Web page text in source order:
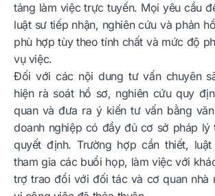
tảng làm việc trực tuyến. Mọi yêu cầu
luật sư tiếp nhận, nghiên cứu và phản
phù hợp tùy theo tính chất và mức độ
vụ việc.
Đối với các nội dung tư vấn chuyên
hiện rà soát hồ sơ, nghiên cứu quy
quan và đưa ra ý kiến tư vấn bằng
doanh nghiệp có đầy đủ cơ sở pháp lý
quyết định. Trường hợp cần thiết,
tham gia các buổi họp, làm việc với
trợ trao đổi với đối tác và cơ quan nhà